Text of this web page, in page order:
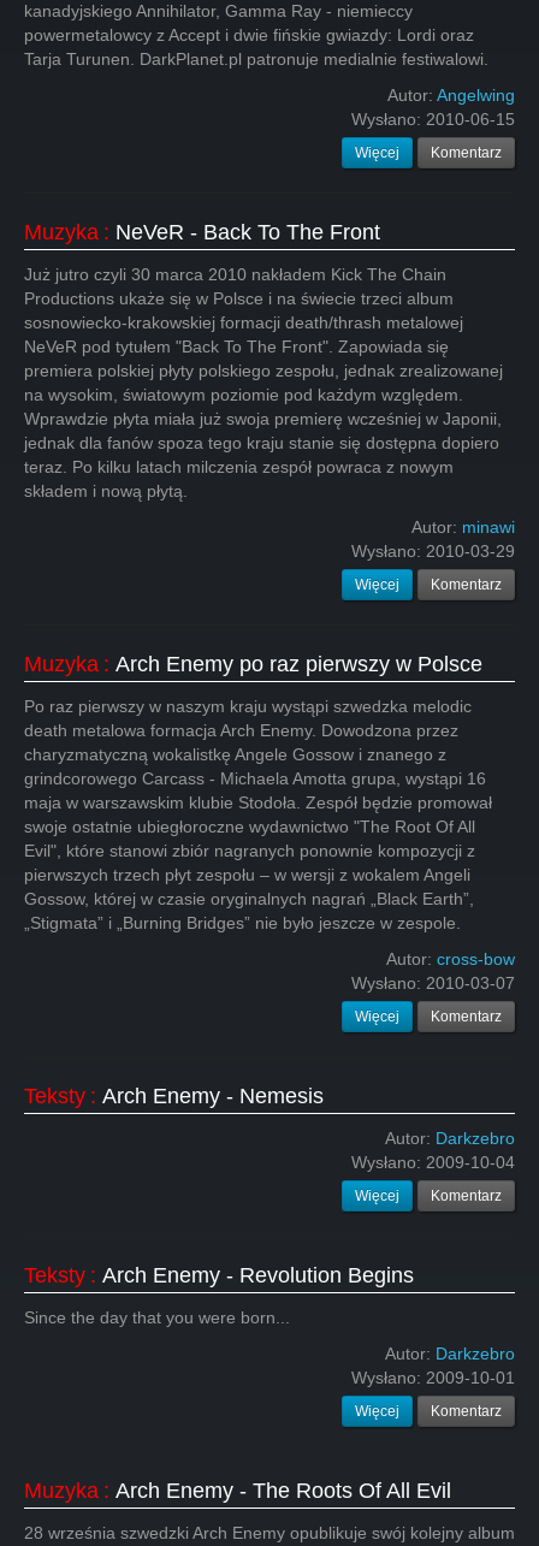
kanadyjskiego Annihilator, Gamma Ray - niemieccy
powermetalowcy z Accept i dwie fińskie gwiazdy: Lordi oraz
Tarja Turunen. DarkPlanet.pl patronuje medialnie festiwalowi.
Autor: Angelwing
Wysłano: 2010-06-15
Więcej Komentarz
Muzyka : NeVeR - Back To The Front
Już jutro czyli 30 marca 2010 nakładem Kick The Chain
Productions ukaże się w Polsce i na świecie trzeci album
sosnowiecko-krakowskiej formacji death/thrash metalowej
NeVeR pod tytułem "Back To The Front". Zapowiada się
premiera polskiej płyty polskiego zespołu, jednak zrealizowanej
na wysokim, światowym poziomie pod każdym względem.
Wprawdzie płyta miała już swoja premierę wcześniej w Japonii,
jednak dla fanów spoza tego kraju stanie się dostępna dopiero
teraz. Po kilku latach milczenia zespół powraca z nowym
składem i nową płytą.
Autor: minawi
Wysłano: 2010-03-29
Więcej Komentarz
Muzyka : Arch Enemy po raz pierwszy w Polsce
Po raz pierwszy w naszym kraju wystąpi szwedzka melodic
death metalowa formacja Arch Enemy. Dowodzona przez
charyzmatyczną wokalistkę Angele Gossow i znanego z
grindcorowego Carcass - Michaela Amotta grupa, wystąpi 16
maja w warszawskim klubie Stodoła. Zespół będzie promował
swoje ostatnie ubiegłoroczne wydawnictwo "The Root Of All
Evil", które stanowi zbiór nagranych ponownie kompozycji z
pierwszych trzech płyt zespołu – w wersji z wokalem Angeli
Gossow, której w czasie oryginalnych nagrań „Black Earth”,
„Stigmata” i „Burning Bridges” nie było jeszcze w zespole.
Autor: cross-bow
Wysłano: 2010-03-07
Więcej Komentarz
Teksty : Arch Enemy - Nemesis
Autor: Darkzebro
Wysłano: 2009-10-04
Więcej Komentarz
Teksty : Arch Enemy - Revolution Begins
Since the day that you were born...
Autor: Darkzebro
Wysłano: 2009-10-01
Więcej Komentarz
Muzyka : Arch Enemy - The Roots Of All Evil
28 września szwedzki Arch Enemy opublikuje swój kolejny album